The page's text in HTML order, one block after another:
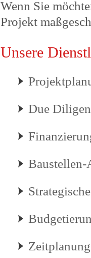
Wenn Sie
Projekt
Unsere
Due
Baustellen-
Zeitplanung